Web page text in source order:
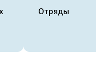
Отряды